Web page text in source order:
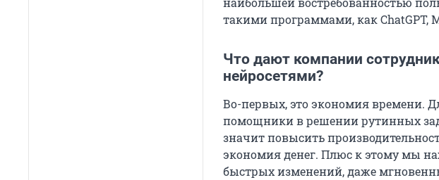
такими программами, как ChatGPT,
Что дают компании
нейросетями?
Во-первых, это экономия времени.
помощники в решении рутинных
значит повысить
экономия денег. Плюс к этому мы
быстрых изменений, даже